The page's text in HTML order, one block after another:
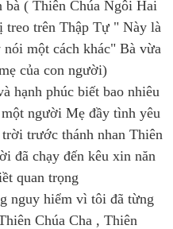
bà ( Thiên Chúa Ngôi Hai
treo trên Thập Tự " Này là
một cách khác" Bà vừa
của con người)
hạnh phúc biết bao nhiêu
người Mẹ đầy tình yêu
trước thánh nhan Thiên
đã chạy đến kêu xin năn
quan trọng
nguy hiểm vì tôi đã từng
Chúa Cha , Thiên